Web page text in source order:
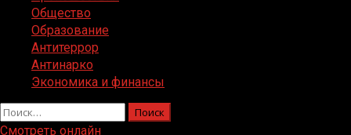
Общество
Образование
Антитеррор
Антинарко
Экономика и финансы
Найти:
Смотреть онлайн